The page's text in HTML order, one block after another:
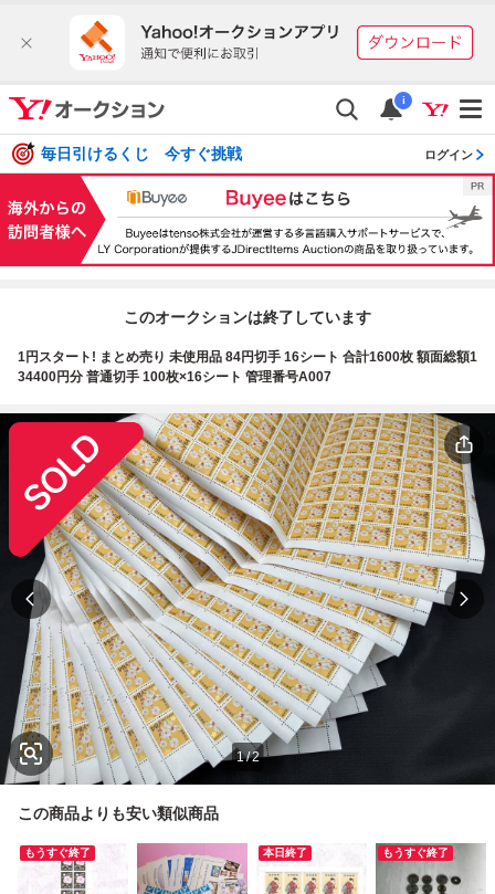
i
毎日引けるくじ 今すぐ挑戦 ログイン
このオークションは終了しています
1円スタート! まとめ売り 未使用品 84円切手 16シート 合計1600枚 額面総額1
34400円分 普通切手 100枚×16シート 管理番号A007
1/2
この商品よりも安い類似商品
もうすぐ終了 本日終了 もうすぐ終了